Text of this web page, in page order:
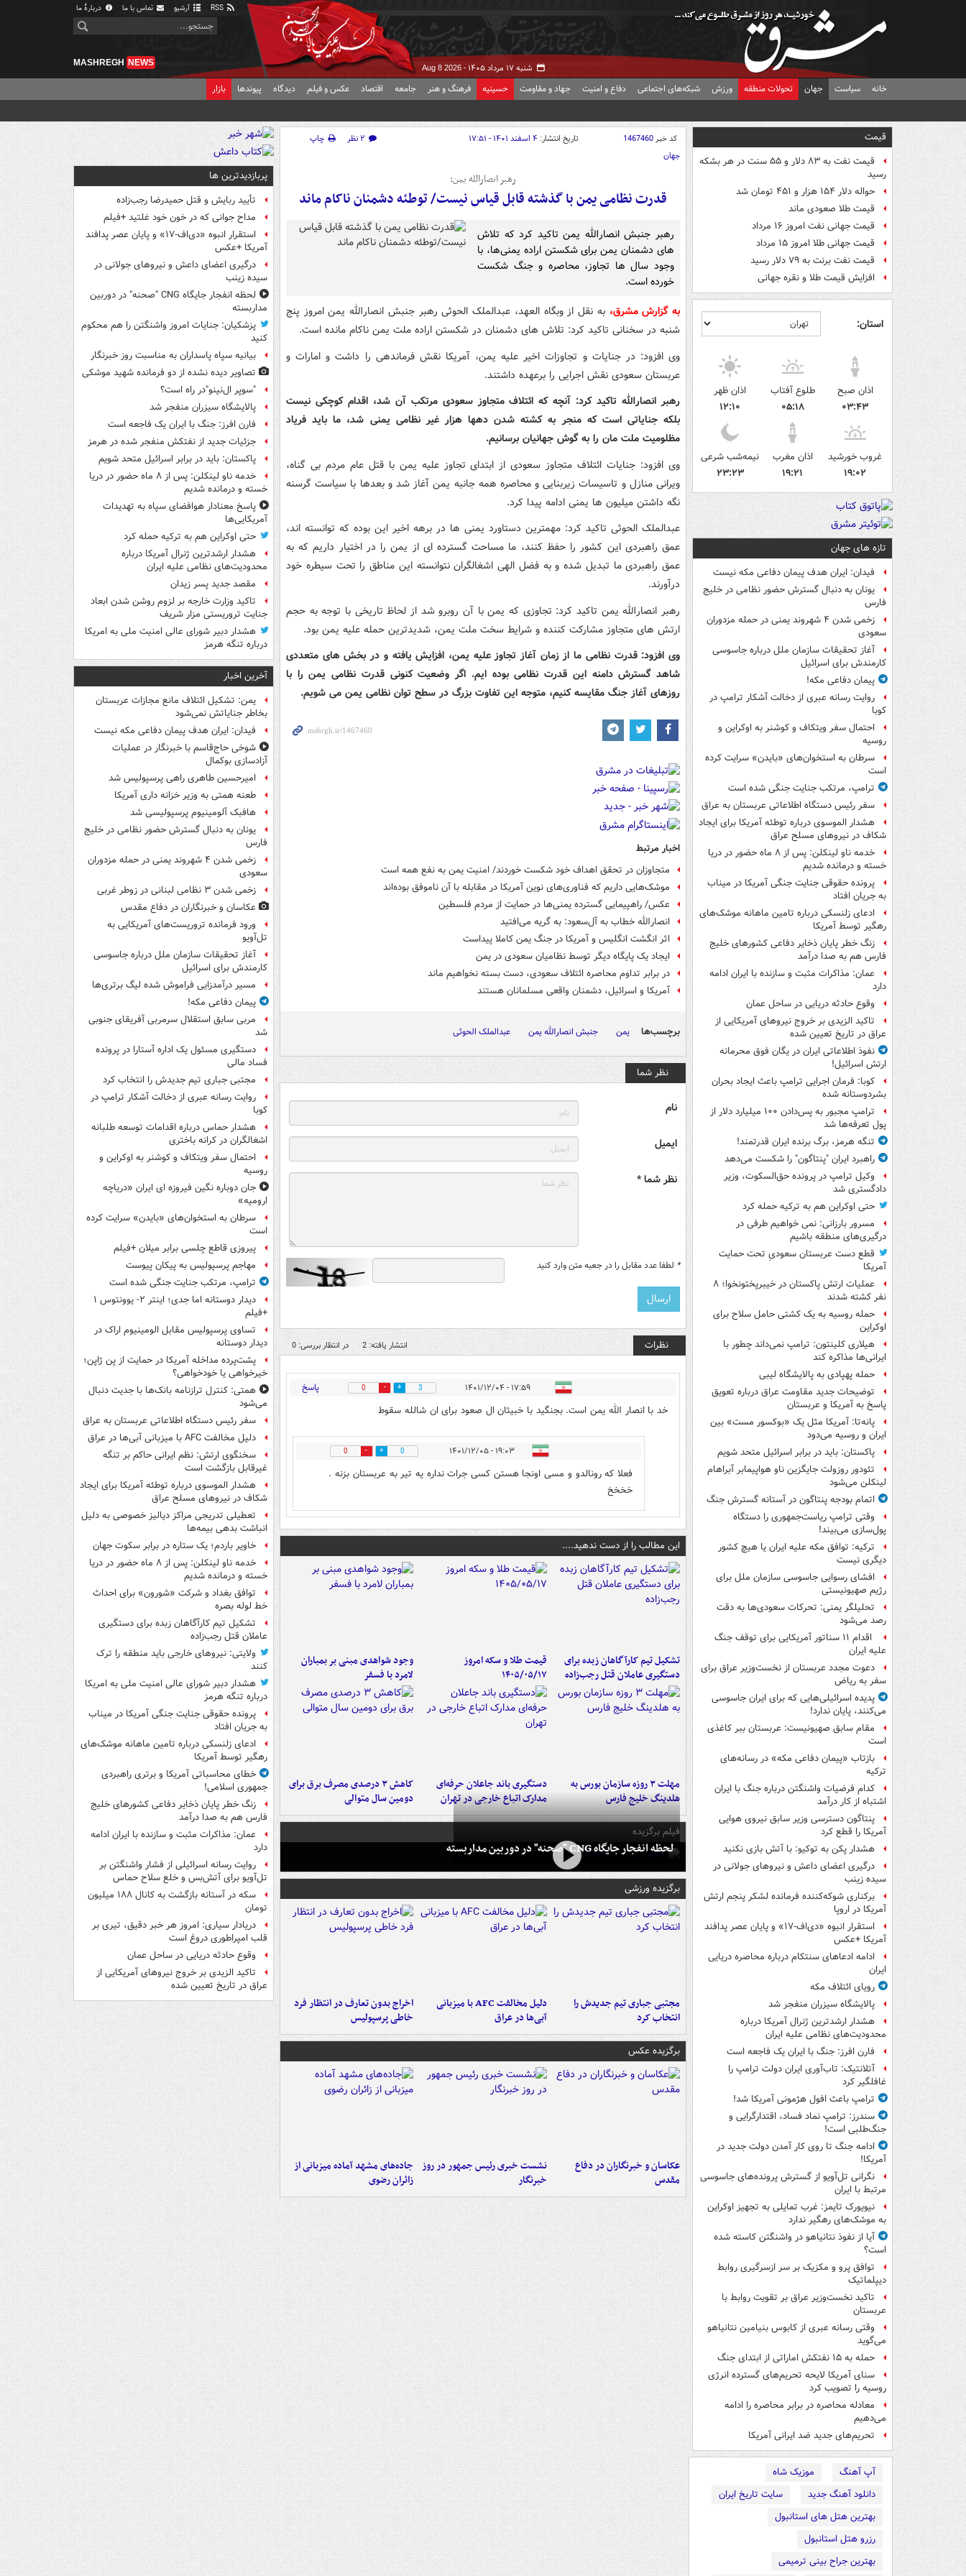
آرشیو تماس با ما دربارهٔ ما
شنبه ۱۷ مرداد ۱۴۰۵ - Aug 8 2026
MASHREGH NEWS
خانه سیاست جهان تحولات منطقه ورزش شبکه‌های اجتماعی دفاع و امنیت جهاد و مقاومت حسینیه فرهنگ و هنر جامعه اقتصاد عکس و فیلم دیدگاه پیوندها بازار
قیمت
قیمت نفت به ۸۳ دلار و ۵۵ سنت در هر بشکه
رسید
حواله دلار ۱۵۴ هزار و ۴۵۱ تومان شد
قیمت طلا صعودی ماند
قیمت جهانی نفت امروز ۱۶ مرداد
قیمت جهانی طلا امروز ۱۵ مرداد
قیمت نفت برنت به ۷۹ دلار رسید
افزایش قیمت طلا و نقره جهانی
استان:
اذان صبح
۰۳:۴۳
طلوع آفتاب
۰۵:۱۸
اذان ظهر
۱۲:۱۰
غروب خورشید
۱۹:۰۲
اذان مغرب
۱۹:۲۱
نیمه‌شب شرعی
۲۳:۲۳
تازه های جهان
فیدان: ایران هدف پیمان دفاعی مکه نیست
یونان به دنبال گسترش حضور نظامی در خلیج
فارس
زخمی شدن ۴ شهروند یمنی در حمله مزدوران
سعودی
آغاز تحقیقات سازمان ملل درباره جاسوسی
کارمندش برای اسرائیل
پیمان دفاعی مکه!
روایت رسانه عبری از دخالت آشکار ترامپ در
کوبا
احتمال سفر ویتکاف و کوشنر به اوکراین و
روسیه
سرطان به استخوان‌های «بایدن» سرایت کرده
است
ترامپ، مرتکب جنایت جنگی شده است
سفر رئیس دستگاه اطلاعاتی عربستان به عراق
هشدار الموسوی درباره توطئه آمریکا برای ایجاد
شکاف در نیروهای مسلح عراق
خدمه ناو لینکلن: پس از ۸ ماه حضور در دریا
خسته و درمانده‌ شدیم
پرونده حقوقی جنایت جنگی آمریکا در میناب
به جریان افتاد
ادعای زلنسکی درباره تامین ماهانه موشک‌های
رهگیر توسط آمریکا
زنگ خطر پایان ذخایر دفاعی کشورهای خلیج
فارس هم به صدا درآمد
عمان: مذاکرات مثبت و سازنده با ایران ادامه
دارد
وقوع حادثه دریایی در ساحل عمان
تاکید الزیدی بر خروج نیروهای آمریکایی از
عراق در تاریخ تعیین شده
نفوذ اطلاعاتی ایران در یگان فوق محرمانه
ارتش اسرائیل!
کوبا: فرمان اجرایی ترامپ باعث ایجاد بحران
بشردوستانه شده
ترامپ مجبور به پس‌دادن ۱۰۰ میلیارد دلار از
پول تعرفه‌ها شد
تنگه هرمز، برگ برنده ایران قدرتمند!
راهبرد ایران "پنتاگون" را شکست می‌دهد
وکیل ترامپ در پرونده حق‌السکوت، وزیر
دادگستری شد
حتی اوکراین هم به ترکیه حمله کرد
مسرور بارزانی: نمی خواهیم طرفی در
درگیری‌های منطقه باشیم
قطع دست عربستان سعودیِ تحت حمایت
آمریکا
عملیات ارتش پاکستان در خیبرپختونخوا؛ ۸
نفر کشته شدند
حمله روسیه به یک کشتی حامل سلاح برای
اوکراین
هیلاری کلینتون: ترامپ نمی‌داند چطور با
ایرانی‌ها مذاکره کند
حمله پهپادی به پالایشگاه لیبی
توضیحات جدید مقاومت عراق درباره تعویق
پاسخ به آمریکا و عربستان
پانه‌تا: آمریکا مثل یک «بوکسور مست» بین
ایران و روسیه می‌دود
پاکستان: باید در برابر اسرائیل متحد شویم
تئودور روزولت جایگزین ناو هواپیمابر آبراهام
لینکلن می‌شود
اتمام بودجه پنتاگون در آستانه گسترش جنگ
وقتی ترامپ ریاست‌جمهوری را دستگاه
پول‌سازی می‌بیند!
ترکیه: توافق مکه علیه ایران یا هیچ کشور
دیگری نیست
افشای رسوایی جاسوسی سازمان ملل برای
رژیم صهیونیستی
تحلیلگر یمنی: تحرکات سعودی‌ها به دقت
رصد می‌شود
اقدام ۱۱ سناتور آمریکایی برای توقف جنگ
علیه ایران
دعوت مجدد عربستان از نخست‌وزیر عراق برای
سفر به ریاض
پدیده اسرائیلی‌هایی که برای ایران جاسوسی
می‌کنند، پایان ندارد!
مقام سابق صهیونیست: عربستان ببر کاغذی
است
بازتاب «پیمان دفاعی مکه» در رسانه‌های
ترکیه
کدام فرضیات واشنگتن درباره جنگ با ایران
اشتباه از کار درآمد
پنتاگون دسترسی وزیر سابق نیروی هوایی
آمریکا را قطع کرد
هشدار پکن به توکیو: با آتش بازی نکنید
درگیری اعضای داعش و نیروهای جولانی در
سیده زینب
برکناری شوکه‌کننده فرمانده لشکر پنجم ارتش
آمریکا در اروپا
استقرار انبوه «دی‌اف‑۱۷» و پایان عصر پدافند
آمریکا +عکس
ادامه ادعاهای سنتکام درباره محاصره دریایی
ایران
رویای ائتلاف مکه
پالایشگاه سیزران منفجر شد
هشدار ارشدترین ژنرال آمریکا درباره
محدودیت‌های نظامی علیه ایران
فارن افرز: جنگ با ایران یک فاجعه است
آتلانتیک: تاب‌آوری ایران دولت ترامپ را
غافلگیر کرد
ترامپ باعث افول هژمونی آمریکا شد!
سندرز: ترامپ نماد فساد، اقتدارگرایی و
جنگ‌طلبی است!
ادامه جنگ تا روی کار آمدن دولت جدید در
آمریکا!
نگرانی تل‌آویو از گسترش پرونده‌های جاسوسی
مرتبط با ایران
نیویورک تایمز: غرب تمایلی به تجهیز اوکراین
به موشک‌های رهگیر ندارد
آیا از نفوذ نتانیاهو در واشنگتن کاسته شده
است؟
توافق پرو و مکزیک بر سر ازسرگیری روابط
دیپلماتیک
تاکید نخست‌وزیر عراق بر تقویت روابط با
عربستان
وقتی رسانه عبری از کابوس بنیامین نتانیاهو
می‌گوید
حمله به ۱۵ نفتکش‌ اماراتی از ابتدای جنگ
سنای آمریکا لایحه تحریم‌های گسترده انرژی
روسیه را تصویب کرد
معادله محاصره در برابر محاصره را ادامه
می‌دهیم
تحریم‌های جدید ضد ایرانی آمریکا
آپ آهنگ
موزیک شاه
دانلود آهنگ جدید
سایت تاریخ ایران
بهترین هتل های استانبول
رزرو هتل استانبول
بهترین جراح بینی ترمیمی
کد خبر1467460 تاریخ انتشار: ۴ اسفند ۱۴۰۱ - ۱۷:۵۱ ۲ نظر
چاپ
جهان
رهبر انصارالله یمن:
قدرت نظامی یمن با گذشته قابل قیاس نیست/ توطئه دشمنان ناکام ماند
رهبر جنبش انصارالله یمن تاکید کرد که تلاش
های دشمنان یمن برای شکستن اراده یمنی‌ها، با
وجود سال ها تجاوز، محاصره و جنگ شکست
خورده است.
به گزارش مشرق،به نقل از وبگاه العهد، عبدالملک الحوثی رهبر جنبش انصارالله یمن امروز پنج
شنبه در سخنانی تاکید کرد: تلاش های دشمنان در شکستن اراده ملت یمن ناکام مانده است.
وی افزود: در جنایات و تجاوزات اخیر علیه یمن، آمریکا نقش فرماندهی را داشت و امارات و
عربستان سعودی نقش اجرایی را برعهده داشتند.
رهبر انصارالله تاکید کرد: آنچه که ائتلاف متجاوز سعودی مرتکب آن شد، اقدام کوچکی نیست
بلکه جنایاتی است که منجر به کشته شدن دهها هزار غیر نظامی یمنی شد، ما باید فریاد
مظلومیت ملت مان را به گوش جهانیان برسانیم.
وی افزود: جنایات ائتلاف متجاوز سعودی از ابتدای تجاوز علیه یمن با قتل عام مردم بی گناه،
ویرانی منازل و تاسیسات زیربنایی و محاصره همه جانبه یمن آغاز شد و بعدها با سیاست گرسنه
نگه داشتن میلیون ها یمنی ادامه پیدا کرد.
عبدالملک الحوثی تاکید کرد: مهمترین دستاورد یمنی ها در برهه اخیر این بوده که توانسته اند،
عمق راهبردی این کشور را حفظ کنند، ما مساحت گسترده ای از یمن را در اختیار داریم که به
عمق راهبردی ما تبدیل شده و به فضل الهی اشغالگران نتوانسته این مناطق را تحت سیطره خود
درآورند.
رهبر انصارالله یمن تاکید کرد: تجاوزی که یمن با آن روبرو شد از لحاظ تاریخی با توجه به حجم
ارتش های متجاوز مشارکت کننده و شرایط سخت ملت یمن، شدیدترین حمله علیه یمن بود.
وی افزود: قدرت نظامی ما از زمان آغاز تجاوز علیه یمن، افزایش یافته و در بخش های متعددی
شاهد گسترش دامنه این قدرت نظامی بوده ایم. اگر وضعیت کنونی قدرت نظامی یمن را با
روزهای آغاز جنگ مقایسه کنیم، متوجه این تفاوت بزرگ در سطح توان نظامی یمن می شویم.
اخبار مرتبط
متجاوزان در تحقق اهداف خود شکست خوردند/ امنیت یمن به نفع همه است
موشک‌هایی داریم که فناوری‌های نوین آمریکا در مقابله با آن ناموفق بوده‌اند
عکس/ راهپیمایی گسترده یمنی‌ها در حمایت از مردم فلسطین
انصارالله خطاب به آل‌سعود: به گریه می‌افتید
اثر انگشت انگلیس و آمریکا در جنگ یمن کاملا پیداست
ایجاد یک پایگاه دیگر توسط نظامیان سعودی در یمن
در برابر تداوم محاصره ائتلاف سعودی، دست بسته نخواهیم ماند
آمریکا و اسرائیل، دشمنان واقعی مسلمانان هستند
برچسب‌ها یمن جنبش انصارالله یمن عبدالملک الحوثی
نظر شما
نام
ایمیل
نظر شما *
* لطفا عدد مقابل را در جعبه متن وارد کنید
نظرات انتشار یافته: 2 در انتظار بررسی: 0
۱۷:۵۹ - ۱۴۰۱/۱۲/۰۴ 3
0 پاسخ
خد با انصار الله یمن است. بجنگید با خبیثان ال صعود برای ان شالله سقوط
۱۹:۰۳ - ۱۴۰۱/۱۲/۰۵ 0
0
فعلا که رونالدو و مسی اونجا هستن کسی جرات نداره یه تیر به عربستان بزنه .
خخخخ
این مطالب را از دست ندهید....
تشکیل تیم کارآگاهان زبده برای
دستگیری عاملان قتل رجب‌زاده
قیمت طلا و سکه امروز
۱۴۰۵/۰۵/۱۷
وجود شواهدی مبنی بر بمباران
لامرد با فسفر
مهلت ۳ روزه سازمان بورس به
هلدینگ خلیج فارس
دستگیری باند جاعلان حرفه‌ای
مدارک اتباع خارجی در تهران
کاهش ۳ درصدی مصرف برق برای
دومین سال متوالی
فیلم برگزیده
لحظه انفجار جایگاه CNG "صحنه" در دوربین مداربسته
برگزیده ورزشی
مجتبی جباری تیم جدیدش را
انتخاب کرد
دلیل مخالفت AFC با میزبانی
آبی‌ها در عراق
اخراج بدون تعارف در انتظار فرد
خاطی پرسپولیس
برگزیده عکس
عکاسان و خبرنگاران در دفاع
مقدس
نشست خبری رئیس جمهور در روز
خبرنگار
جاده‌های مشهد آماده میزبانی از
زائران رضوی
پربازدیدترین ها
تأیید ربایش و قتل حمیدرضا رجب‌زاده
مداح جوانی که در خون خود غلتید +فیلم
استقرار انبوه «دی‌اف‑۱۷» و پایان عصر پدافند
آمریکا +عکس
درگیری اعضای داعش و نیروهای جولانی در
سیده زینب
لحظه انفجار جایگاه CNG "صحنه" در دوربین
مداربسته
پزشکیان: جنایات امروز واشنگتن را هم محکوم
کنید
بیانیه سپاه پاسداران به مناسبت روز خبرنگار
تصاویر دیده‌ نشده از دو فرمانده شهید موشکی
"سوپر ال‌نینو"در راه است؟
پالایشگاه سیزران منفجر شد
فارن افرز: جنگ با ایران یک فاجعه است
جزئیات جدید از نفتکش منفجر شده در هرمز
پاکستان: باید در برابر اسرائیل متحد شویم
خدمه ناو لینکلن: پس از ۸ ماه حضور در دریا
خسته و درمانده‌ شدیم
پاسخ معنادار هوافضای سپاه به تهدیدات
آمریکایی‌ها
حتی اوکراین هم به ترکیه حمله کرد
هشدار ارشدترین ژنرال آمریکا درباره
محدودیت‌های نظامی علیه ایران
مقصد جدید پسر زیدان
تاکید وزارت خارجه بر لزوم روشن شدن ابعاد
جنایت تروریستی مزار شریف
هشدار دبیر شورای عالی امنیت ملی به امریکا
درباره تنگه هرمز
آخرین اخبار
یمن: تشکیل ائتلاف مانع مجازات عربستان
بخاطر جنایاتش نمی‌شود
فیدان: ایران هدف پیمان دفاعی مکه نیست
شوخی حاج‌قاسم با خبرنگار در عملیات
آزادسازی بوکمال
امیرحسین طاهری راهی پرسپولیس شد
طعنه همتی به وزیر خزانه داری آمریکا
هافبک آلومینیوم پرسپولیسی شد
یونان به دنبال گسترش حضور نظامی در خلیج
فارس
زخمی شدن ۴ شهروند یمنی در حمله مزدوران
سعودی
زخمی شدن ۳ نظامی لبنانی در زوطر غربی
عکاسان و خبرنگاران در دفاع مقدس
ورود فرمانده تروریست‌های آمریکایی به
تل‌آویو
آغاز تحقیقات سازمان ملل درباره جاسوسی
کارمندش برای اسرائیل
مسیر درآمدزایی فراموش شده لیگ برتری‌ها
پیمان دفاعی مکه!
مربی سابق استقلال سرمربی آفریقای جنوبی
شد
دستگیری مسئول یک اداره آستارا در پرونده
فساد مالی
مجتبی جباری تیم جدیدش را انتخاب کرد
روایت رسانه عبری از دخالت آشکار ترامپ در
کوبا
هشدار حماس درباره اقدامات توسعه طلبانه
اشغالگران در کرانه باختری
احتمال سفر ویتکاف و کوشنر به اوکراین و
روسیه
جان دوباره نگین فیروزه ای ایران «دریاچه
ارومیه»
سرطان به استخوان‌های «بایدن» سرایت کرده
است
پیروزی قاطع چلسی برابر میلان +فیلم
مهاجم پرسپولیس به پیکان پیوست
ترامپ، مرتکب جنایت جنگی شده است
دیدار دوستانه اما جدی؛ اینتر ۲- یوونتوس ۱
+فیلم
تساوی پرسپولیس مقابل الومینیوم اراک در
دیدار دوستانه
پشت‌پرده مداخله آمریکا در حمایت از یِن ژاپن؛
خیرخواهی یا خودخواهی؟
همتی: کنترل ترازنامه بانک‌ها با جدیت دنبال
می‌شود
سفر رئیس دستگاه اطلاعاتی عربستان به عراق
دلیل مخالفت AFC با میزبانی آبی‌ها در عراق
سخنگوی ارتش: نظم ایرانی حاکم بر تنگه
غیرقابل بازگشت است
هشدار الموسوی درباره توطئه آمریکا برای ایجاد
شکاف در نیروهای مسلح عراق
تعطیلی تدریجی مراکز دیالیز خصوصی به دلیل
انباشت بدهی بیمه‌ها
خاویر باردم؛ یک ستاره در برابر سکوت جهان
خدمه ناو لینکلن: پس از ۸ ماه حضور در دریا
خسته و درمانده‌ شدیم
توافق بغداد و شرکت «شورون» برای احداث
خط لوله بصره
تشکیل تیم کارآگاهان زبده برای دستگیری
عاملان قتل رجب‌زاده
ولایتی: نیروهای خارجی باید منطقه را ترک
کنند
هشدار دبیر شورای عالی امنیت ملی به امریکا
درباره تنگه هرمز
پرونده حقوقی جنایت جنگی آمریکا در میناب
به جریان افتاد
ادعای زلنسکی درباره تامین ماهانه موشک‌های
رهگیر توسط آمریکا
خطای محاسباتی آمریکا و برتری راهبردی
جمهوری اسلامی!
زنگ خطر پایان ذخایر دفاعی کشورهای خلیج
فارس هم به صدا درآمد
عمان: مذاکرات مثبت و سازنده با ایران ادامه
دارد
روایت رسانه اسرائیلی از فشار واشنگتن بر
تل‌آویو برای آتش‌بس و خلع سلاح حماس
سکه در آستانه بازگشت به کانال ۱۸۸ میلیون
تومان
دریادار سیاری: امروز هر خبر دقیق، تیری بر
قلب امپراطوری دروغ است
وقوع حادثه دریایی در ساحل عمان
تاکید الزیدی بر خروج نیروهای آمریکایی از
عراق در تاریخ تعیین شده